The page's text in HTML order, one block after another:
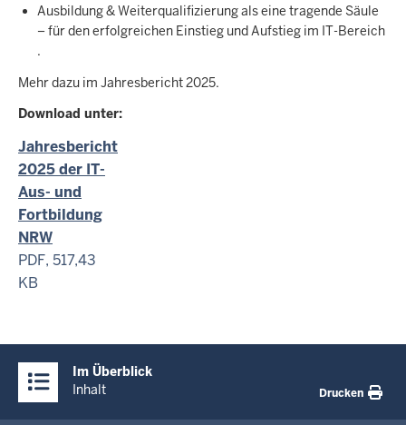
Ausbildung & Weiterqualifizierung als eine tragende Säule
– für den erfolgreichen Einstieg und Aufstieg im IT-Bereich
.
Mehr dazu im Jahresbericht 2025.
Download unter:
Jahresbericht
2025 der IT-
Aus- und
Fortbildung
NRW
PDF, 517,43
KB
Inhalte
Im Überblick
Inhalt
Drucken